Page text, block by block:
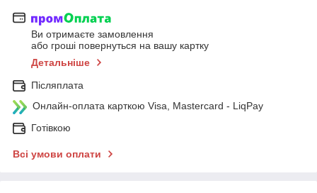
Ви отримаєте замовлення
або гроші повернуться на вашу картку
Детальніше
Післяплата
Онлайн-оплата карткою Visa, Mastercard - LiqPay
Готівкою
Всі умови оплати